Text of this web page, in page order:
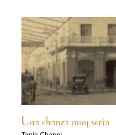
Una chanza muy seria